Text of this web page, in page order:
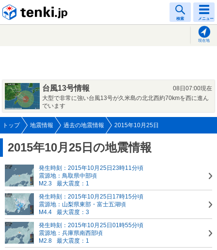
検索 メニュー
現在地
台風13号情報
08日07:00現在
大型で非常に強い台風13号が久米島の北北西約70kmを西に進ん
でいます
トップ 地震情報 過去の地震情報 2015年10月25日
2015年10月25日の地震情報
発生時刻：2015年10月25日23時11分頃
震源地：鳥取県中部頃
M2.3
最大震度：1
発生時刻：2015年10月25日17時15分頃
震源地：山梨県東部・富士五湖頃
M4.4
最大震度：3
発生時刻：2015年10月25日01時55分頃
震源地：兵庫県南西部頃
M2.8
最大震度：1